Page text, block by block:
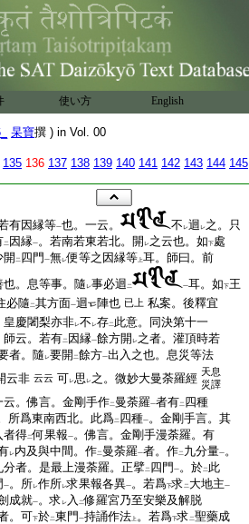
使い方 English
杲寶撰 ) in Vol. 00
135 136 137 138 139 140 141 142 143 144 145
有因縁等一也。一云。 不 レ迴 レ之。只
二 因縁一。若南若東若北。開 レ之云也。如下處
開 二 四門 一無レ便等之因縁等 上耳。師曰。前
也。息等事。隨 レ事必迴 二 一耳。如下王
必隨 二其方面一迴 陣也 已上 私案。後釋宜
皇慶闍梨亦非レ不 レ存二 此意。同決第十一
師云。若有二 因縁一餘方開 レ之者。灌頂時若
者。隨 レ要開 二餘方一出入之也。息災等法
云非 云云 可レ思 レ之。微妙大曼荼羅經 天息
災譯
云。佛言。金剛手作二 曼荼羅一者有二 四種
所爲東南西北。此爲二 四種一。金剛手言。其
者得二何果報一。佛言。金剛手漫荼羅。有
レ内及與中間。作二 曼荼羅一者。作二 九分量一。
分者。是最上漫荼羅。正擘二 四門 一。於二 此
一。所レ作所レ求果報各異一。若爲下求 二 大地主一
成就一。求 レ 入 二修羅宮乃至安樂及解脱
。可下於二東門 一持誦作法 上 。若爲下求 二聖藥成